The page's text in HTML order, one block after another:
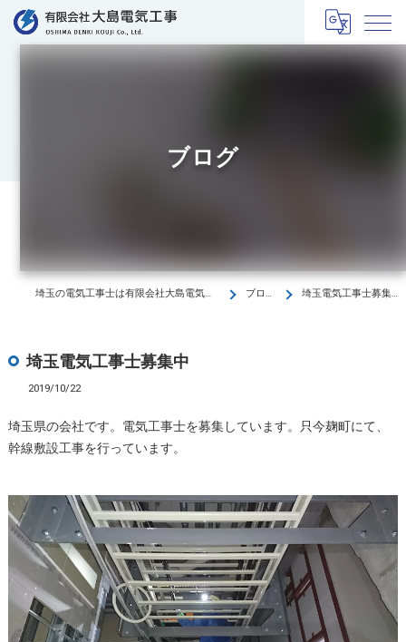
ブログ
埼玉の電気工事士は有限会社大島電気工事 ブログ 埼玉電気工事士募集中
埼玉電気工事士募集中
2019/10/22
埼玉県の会社です。電気工事士を募集しています。只今麹町にて、
幹線敷設工事を行っています。